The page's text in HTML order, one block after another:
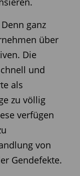
ganz
über
Die
und
als
zu völlig
verfügen
von
Gendefekte.